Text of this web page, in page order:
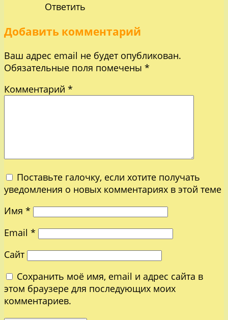
Ответить
Добавить комментарий
Ваш адрес email не будет опубликован.
Обязательные поля помечены *
Комментарий *
Поставьте галочку, если хотите получать
уведомления о новых комментариях в этой теме
Имя *
Email *
Сайт
Сохранить моё имя, email и адрес сайта в
этом браузере для последующих моих
комментариев.